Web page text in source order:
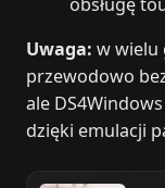
Uwaga: w wielu
przewodowo
ale
dzięki emulacji